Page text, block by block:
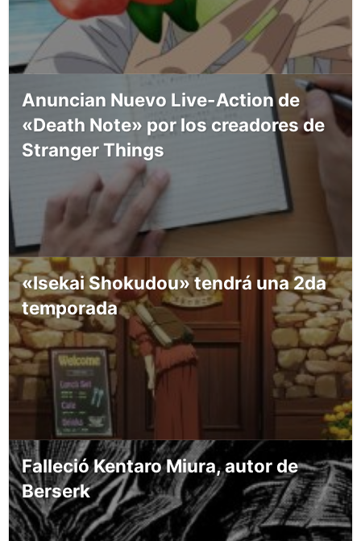
Anuncian Nuevo Live-Action de
«Death Note» por los creadores de
Stranger Things
«Isekai Shokudou» tendrá una 2da
temporada
Falleció Kentaro Miura, autor de
Berserk